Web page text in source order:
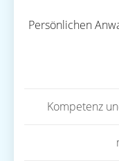
Persönlichen
Kompetenz